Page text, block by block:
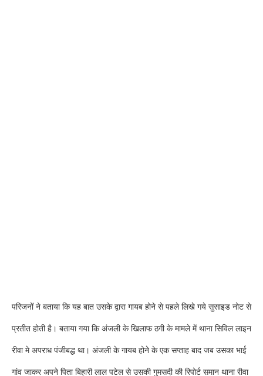
परिजनों ने बताया कि यह बात उसके द्वारा गायब होने से पहले लिखे गये सुसाइड नोट से
प्रतीत होती है। बताया गया कि अंजली के खिलाफ ठगी के मामले में थाना सिविल लाइन
रीवा मे अपराध पंजीबद्ध था। अंजली के गायब होने के एक सप्ताह बाद जब उसका भाई
गांव जाकर अपने पिता बिहारी लाल पटेल से उसकी गुमसदी की रिपोर्ट समान थाना रीवा